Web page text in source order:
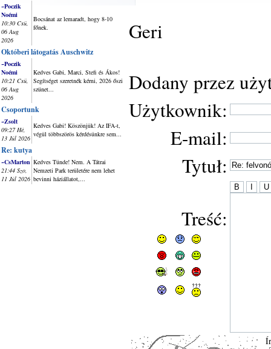
~Poczik
Noémi
10:30 Csü,
06 Aug
2026
Bocsánat az lemaradt, hogy 8-10
főnek.
Októberi látogatás Auschwitz
~Poczik
Noémi
10:21 Csü,
06 Aug
2026
Kedves Gabi, Marci, Stefi és Ákos!
Segítséget szeretnék kérni, 2026 őszi
szünet...
Csoportunk
~Zsolt
09:27 Hé,
13 Júl 2026
Kedves Gabi! Köszönjük! Az IFA-t,
végül többszörös kérdésünkre sem...
Re: kutya
~CsMarton
21:44 Szo,
11 Júl 2026
Kedves Tünde! Nem. A Tátrai
Nemzeti Park területére nem lehet
bevinni háziállatot,...
Geri
Dodany przez
Użytkownik:
E-mail:
Tytuł:
Treść: